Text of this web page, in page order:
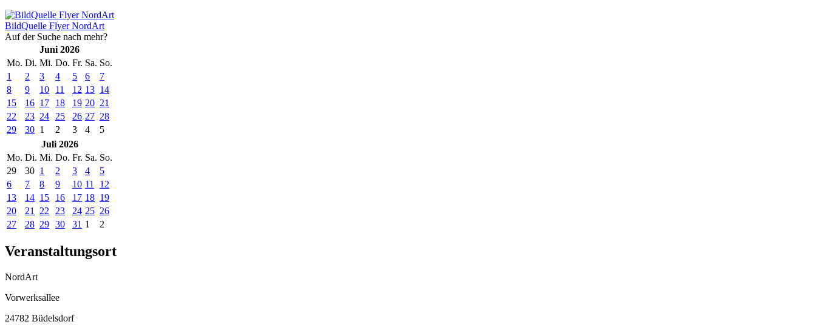
BildQuelle Flyer NordArt
Auf der Suche nach mehr?
Juni 2026
Mo. Di. Mi. Do. Fr. Sa. So.
1
2 3 4 5 6
7
8
9 10 11 12 13 14
15
16 17 18 19 20 21
22
23 24 25 26 27 28
29
30 1 2 3 4
5
Juli 2026
Mo. Di. Mi. Do. Fr. Sa. So.
29
30 1 2 3 4
5
6
7 8 9 10 11
12
13
14 15 16 17 18 19
20
21 22 23 24 25 26
27
28 29 30 31 1 2
Veranstaltungsort
NordArt
Vorwerksallee
24782 Büdelsdorf